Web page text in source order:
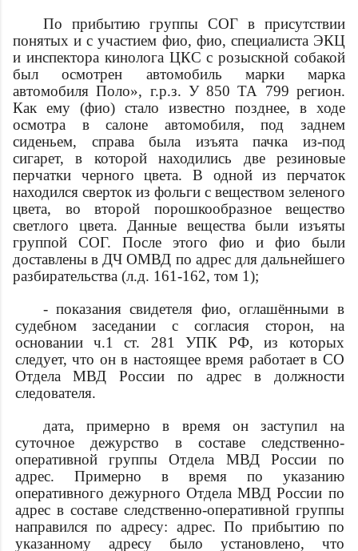
По прибытию группы СОГ в присутствии
понятых и с участием фио, фио, специалиста ЭКЦ
и инспектора кинолога ЦКС с розыскной собакой
был осмотрен автомобиль марки марка
автомобиля Поло», г.р.з. У 850 ТА 799 регион.
Как ему (фио) стало известно позднее, в ходе
осмотра в салоне автомобиля, под заднем
сиденьем, справа была изъята пачка из-под
сигарет, в которой находились две резиновые
перчатки черного цвета. В одной из перчаток
находился сверток из фольги с веществом зеленого
цвета, во второй порошкообразное вещество
светлого цвета. Данные вещества были изъяты
группой СОГ. После этого фио и фио были
доставлены в ДЧ ОМВД по адресдля дальнейшего
разбирательства (л.д. 161-162, том 1);
- показания свидетеля фио, оглашёнными в
судебном заседании с согласия сторон, на
основании ч.1 ст. 281 УПК РФ, из которых
следует, что он в настоящее время работает в СО
Отдела МВД России по адресв должности
следователя.
дата, примерно в времяон заступил на
суточное дежурство в составе следственно-
оперативной группы Отдела МВД России по
адрес. Примерно в времяпо указанию
оперативного дежурного Отдела МВД России по
адресв составе следственно-оперативной группы
направился по адресу: адрес. По прибытию по
указанному адресу было установлено, что